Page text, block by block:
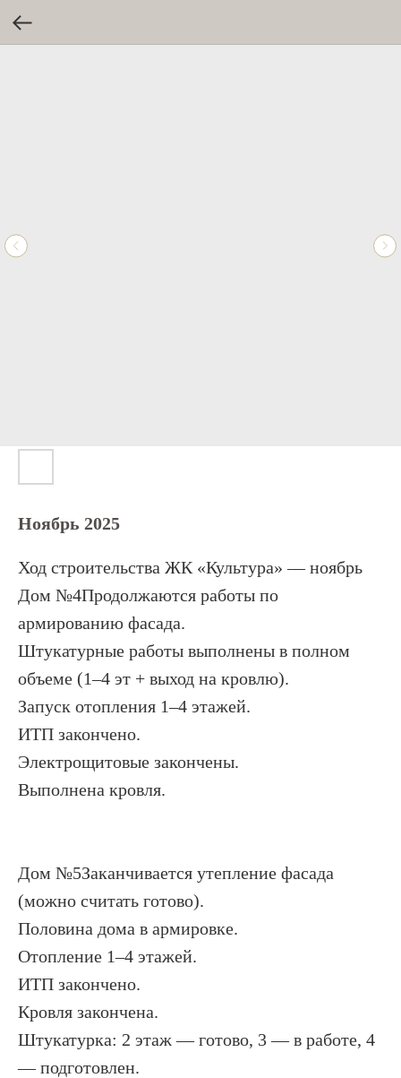
Ноябрь 2025
Ход строительства ЖК «Культура» — ноябрь
Дом №4Продолжаются работы по
армированию фасада.
Штукатурные работы выполнены в полном
объеме (1–4 эт + выход на кровлю).
Запуск отопления 1–4 этажей.
ИТП закончено.
Электрощитовые закончены.
Выполнена кровля.
Дом №5Заканчивается утепление фасада
(можно считать готово).
Половина дома в армировке.
Отопление 1–4 этажей.
ИТП закончено.
Кровля закончена.
Штукатурка: 2 этаж — готово, 3 — в работе, 4
— подготовлен.